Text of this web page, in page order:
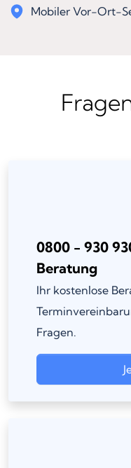
Mobiler Vor-Ort-
0800 - 930
Beratung
Ihr kostenlose
Fragen.